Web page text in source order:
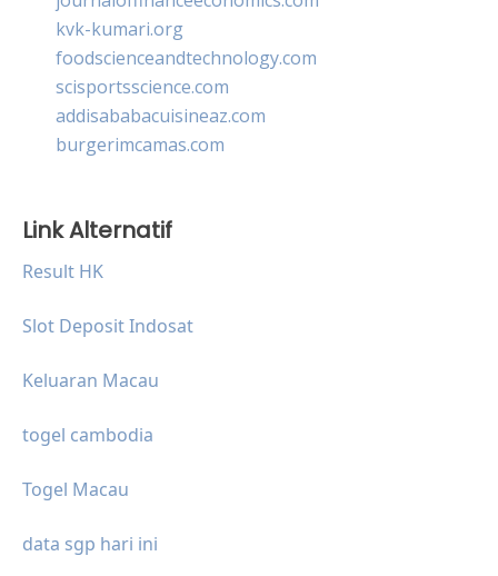
kvk-kumari.org
foodscienceandtechnology.com
scisportsscience.com
addisababacuisineaz.com
burgerimcamas.com
Link Alternatif
Result HK
Slot Deposit Indosat
Keluaran Macau
togel cambodia
Togel Macau
data sgp hari ini